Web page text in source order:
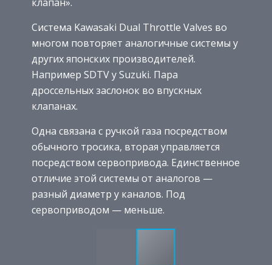
Система Kawasaki Dual Throttle Valves во
многом повторяет аналогичные системы у
других японских производителей.
Например SDTV у Suzuki. Пара
дроссельных заслонок во впускных
клапанах.
Одна связана с ручкой газа посредством
обычного тросика, вторая управляется
посредством сервопривода. Единственное
отличие этой системы от аналогов —
разный диаметр у каналов. Под
сервоприводом — меньше.